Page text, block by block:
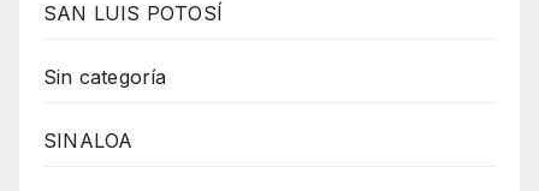
SAN LUIS POTOSÍ
Sin categoría
SINALOA